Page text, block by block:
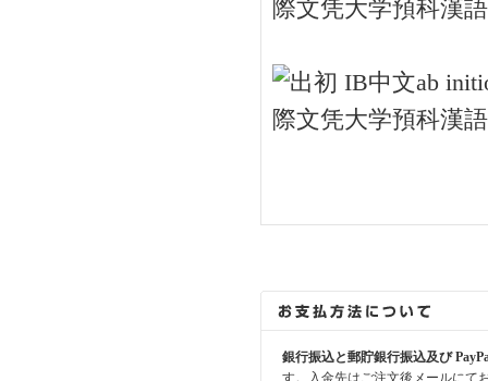
銀行振込と郵貯銀行振込及び
す。入金先はご注文後メールにて